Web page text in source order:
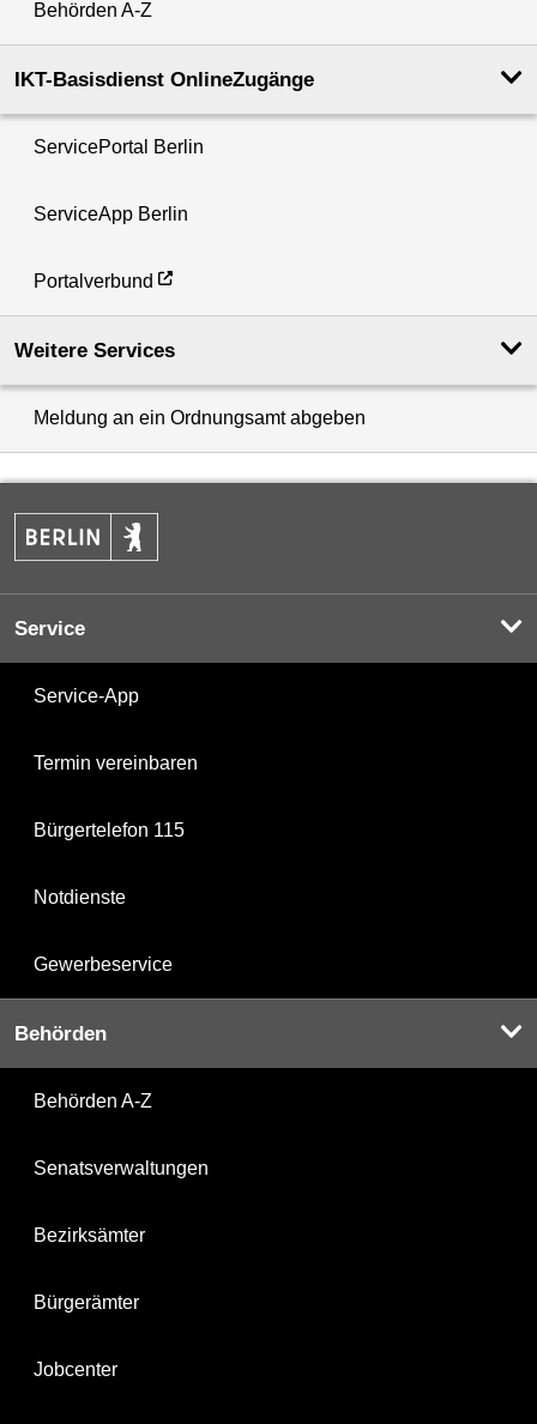
Behörden A-Z
IKT-Basisdienst OnlineZugänge
ServicePortal Berlin
ServiceApp Berlin
Portalverbund
Weitere Services
Meldung an ein Ordnungsamt abgeben
Service
Service-App
Termin vereinbaren
Bürgertelefon 115
Notdienste
Gewerbeservice
Behörden
Behörden A-Z
Senatsverwaltungen
Bezirksämter
Bürgerämter
Jobcenter